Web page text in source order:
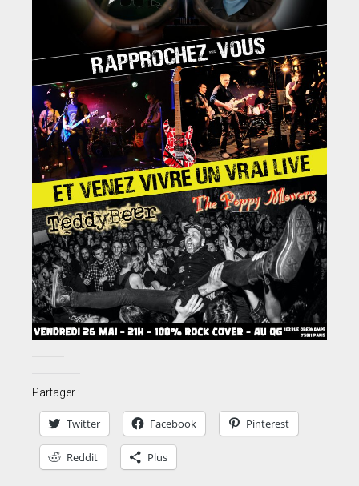
Partager :
Twitter Facebook Pinterest
Reddit Plus